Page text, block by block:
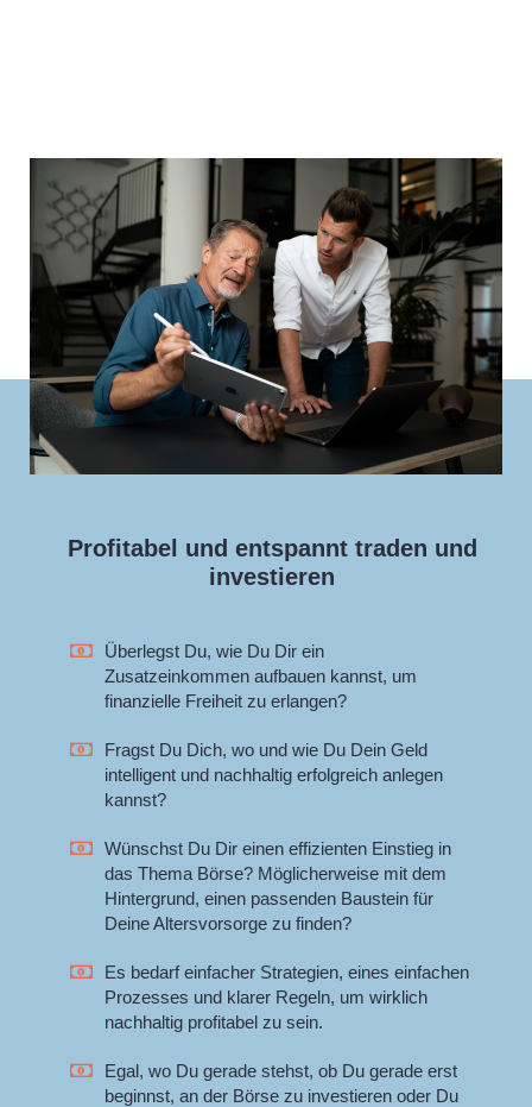
Profitabel und entspannt traden und
investieren
Überlegst Du, wie Du Dir ein
Zusatzeinkommen aufbauen kannst, um
finanzielle Freiheit zu erlangen?
Fragst Du Dich, wo und wie Du Dein Geld
intelligent und nachhaltig erfolgreich anlegen
kannst?
Wünschst Du Dir einen effizienten Einstieg in
das Thema Börse? Möglicherweise mit dem
Hintergrund, einen passenden Baustein für
Deine Altersvorsorge zu finden?
Es bedarf einfacher Strategien, eines einfachen
Prozesses und klarer Regeln, um wirklich
nachhaltig profitabel zu sein.
Egal, wo Du gerade stehst, ob Du gerade erst
beginnst, an der Börse zu investieren oder Du